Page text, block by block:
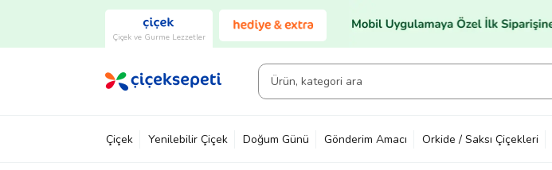
Çiçek ve Gurme Lezzetler
Çiçek Yenilebilir Çiçek Doğum Günü Gönderim Amacı Orkide / Saksı Çiçekleri